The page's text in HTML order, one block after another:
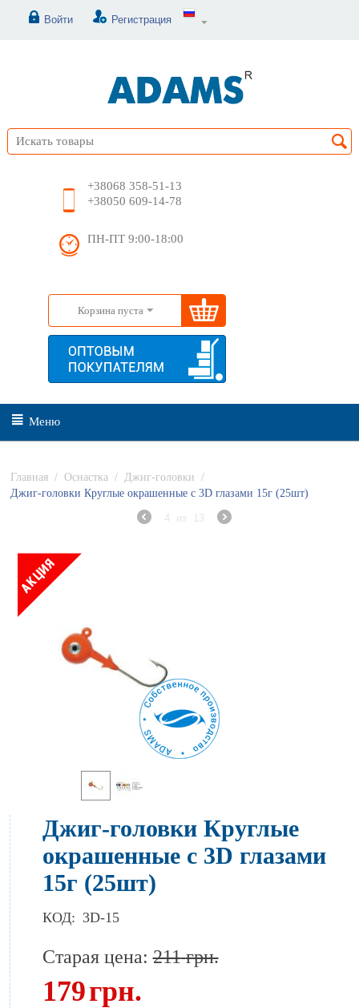
Войти Регистрация
+38068 358-51-13
+38050 609-14-78
ПН-ПТ 9:00-18:00
Корзина пуста
Меню
Главная / Оснастка / Джиг-головки
/
Джиг-головки Круглые окрашенные с 3D глазами 15г (25шт)
из 13
Джиг-головки Круглые
окрашенные с 3D глазами
15г (25шт)
КОД: 3D-15
Старая цена:211 грн.
179грн.